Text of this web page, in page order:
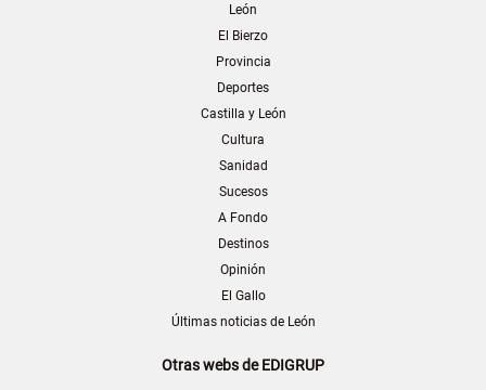
León
El Bierzo
Provincia
Deportes
Castilla y León
Cultura
Sanidad
Sucesos
A Fondo
Destinos
Opinión
El Gallo
Últimas noticias de León
Otras webs de EDIGRUP